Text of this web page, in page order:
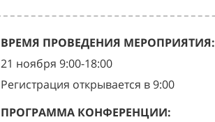
ВРЕМЯ ПРОВЕДЕНИЯ МЕРОПРИЯТИЯ:
21 ноября 9:00-18:00
Регистрация открывается в 9:00
ПРОГРАММА КОНФЕРЕНЦИИ: